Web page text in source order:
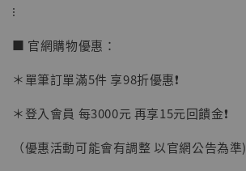
⁝
■ 官網購物優惠：
＊單筆訂單滿5件 享98折優惠❗️
＊登入會員 每3000元 再享15元回饋金❗️
（優惠活動可能會有調整 以官網公告為準)